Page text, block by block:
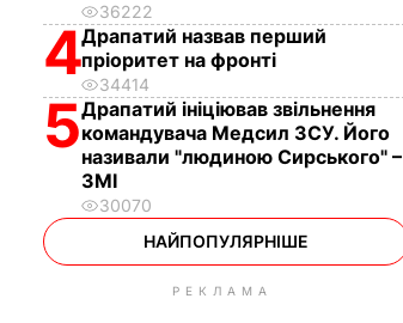
36222
4Драпатий назвав перший
пріоритет на фронті
34414
5Драпатий ініціював звільнення
командувача Медсил ЗСУ. Його
називали "людиною Сирського" –
ЗМІ
30070
НАЙПОПУЛЯРНІШЕ
РЕКЛАМА